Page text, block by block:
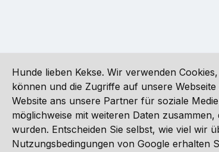
Alle Preise inkl. gesetzl. Mehrwertsteuer zzgl.
Hunde lieben Kekse. Wir verwenden
können und die Zugriffe auf unsere
Website ans unsere Partner für soziale
möglichweise mit weiteren Daten
wurden. Entscheiden Sie selbst, wie viel wir
Nutzungsbedingungen von Google erhalten